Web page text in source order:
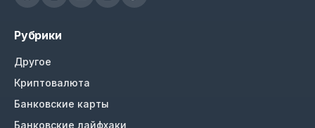
Рубрики
Другое
Криптовалюта
Банковские карты
Банковские лайфхаки